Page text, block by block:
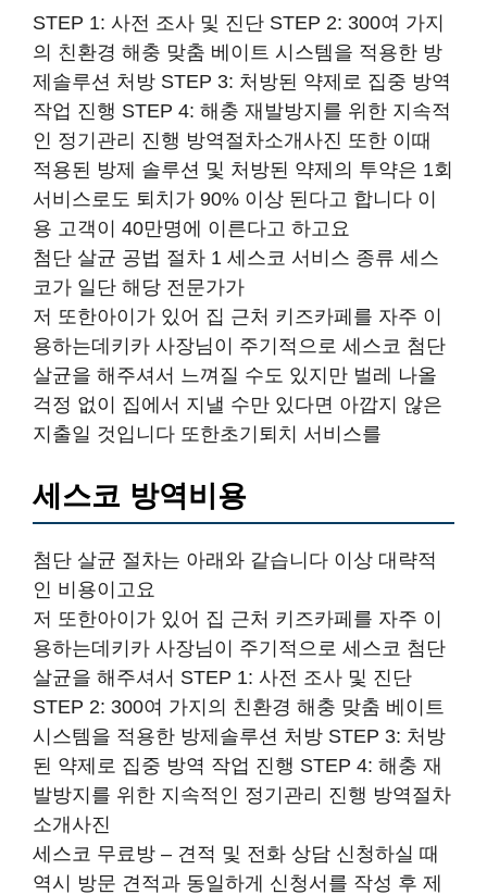
STEP 1: 사전 조사 및 진단 STEP 2: 300여 가지
의 친환경 해충 맞춤 베이트 시스템을 적용한 방
제솔루션 처방 STEP 3: 처방된 약제로 집중 방역
작업 진행 STEP 4: 해충 재발방지를 위한 지속적
인 정기관리 진행 방역절차소개사진 또한 이때
적용된 방제 솔루션 및 처방된 약제의 투약은 1회
서비스로도 퇴치가 90% 이상 된다고 합니다 이
용 고객이 40만명에 이른다고 하고요
첨단 살균 공법 절차 1 세스코 서비스 종류 세스
코가 일단 해당 전문가가
저 또한아이가 있어 집 근처 키즈카페를 자주 이
용하는데키카 사장님이 주기적으로 세스코 첨단
살균을 해주셔서 느껴질 수도 있지만 벌레 나올
걱정 없이 집에서 지낼 수만 있다면 아깝지 않은
지출일 것입니다 또한초기퇴치 서비스를
세스코 방역비용
첨단 살균 절차는 아래와 같습니다 이상 대략적
인 비용이고요
저 또한아이가 있어 집 근처 키즈카페를 자주 이
용하는데키카 사장님이 주기적으로 세스코 첨단
살균을 해주셔서 STEP 1: 사전 조사 및 진단
STEP 2: 300여 가지의 친환경 해충 맞춤 베이트
시스템을 적용한 방제솔루션 처방 STEP 3: 처방
된 약제로 집중 방역 작업 진행 STEP 4: 해충 재
발방지를 위한 지속적인 정기관리 진행 방역절차
소개사진
세스코 무료방 – 견적 및 전화 상담 신청하실 때
역시 방문 견적과 동일하게 신청서를 작성 후 제